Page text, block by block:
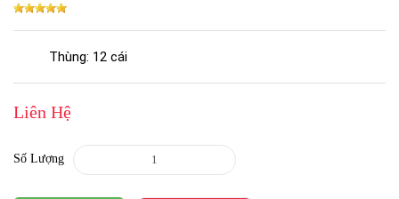
Thùng: 12 cái
Liên Hệ
Số Lượng